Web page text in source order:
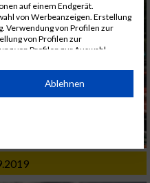
auf einem Endgerät.
von Werbeanzeigen. Erstellung
Verwendung von Profilen zur
von Profilen zur
von Profilen zur Auswahl
durch Statistiken oder
Quellen. Entwicklung und
Union weitergegeben und in die
Ablehnen